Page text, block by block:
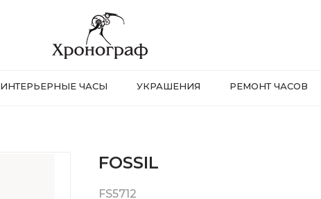
ИНТЕРЬЕРНЫЕ ЧАСЫ УКРАШЕНИЯ РЕМОНТ ЧАСОВ
FOSSIL
FS5712